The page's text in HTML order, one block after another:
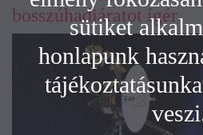
bosszúhadjáratot ígér
sütiket
honlapunk